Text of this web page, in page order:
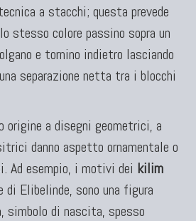
a stacchi; questa prevede
stesso colore passino sopra un
e tornino indietro lasciando
separazione netta tra i blocchi
origine a disegni geometrici, a
danno aspetto ornamentale o
Ad esempio, i motivi dei kilim
di Elibelinde, sono una figura
simbolo di nascita, spesso